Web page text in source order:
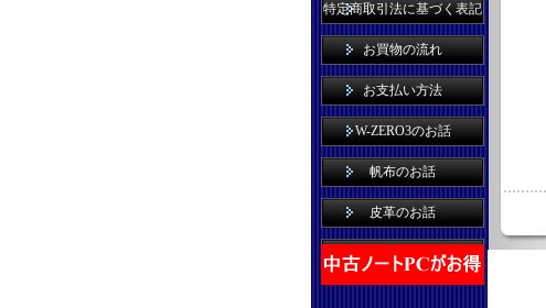
特定商取引法に基づく表記
お買物の流れ
お支払い方法
W-ZERO3のお話
帆布のお話
皮革のお話